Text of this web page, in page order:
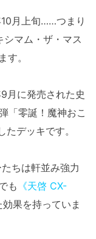
月上旬……つまり
マム・ザ・マス
す。
月に発売された史
「零誕！魔神おこ
デッキです。
ちは軒並み強力
も 《天啓 CX-
果を持っていま